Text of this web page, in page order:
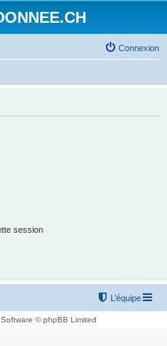
Connexion
session
L’équipe
© phpBB Limited